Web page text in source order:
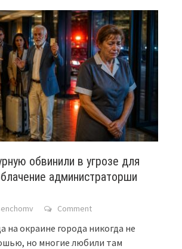
обвинили в угрозе для
администраторши
Comment
на окраине города никогда не
но многие любили там